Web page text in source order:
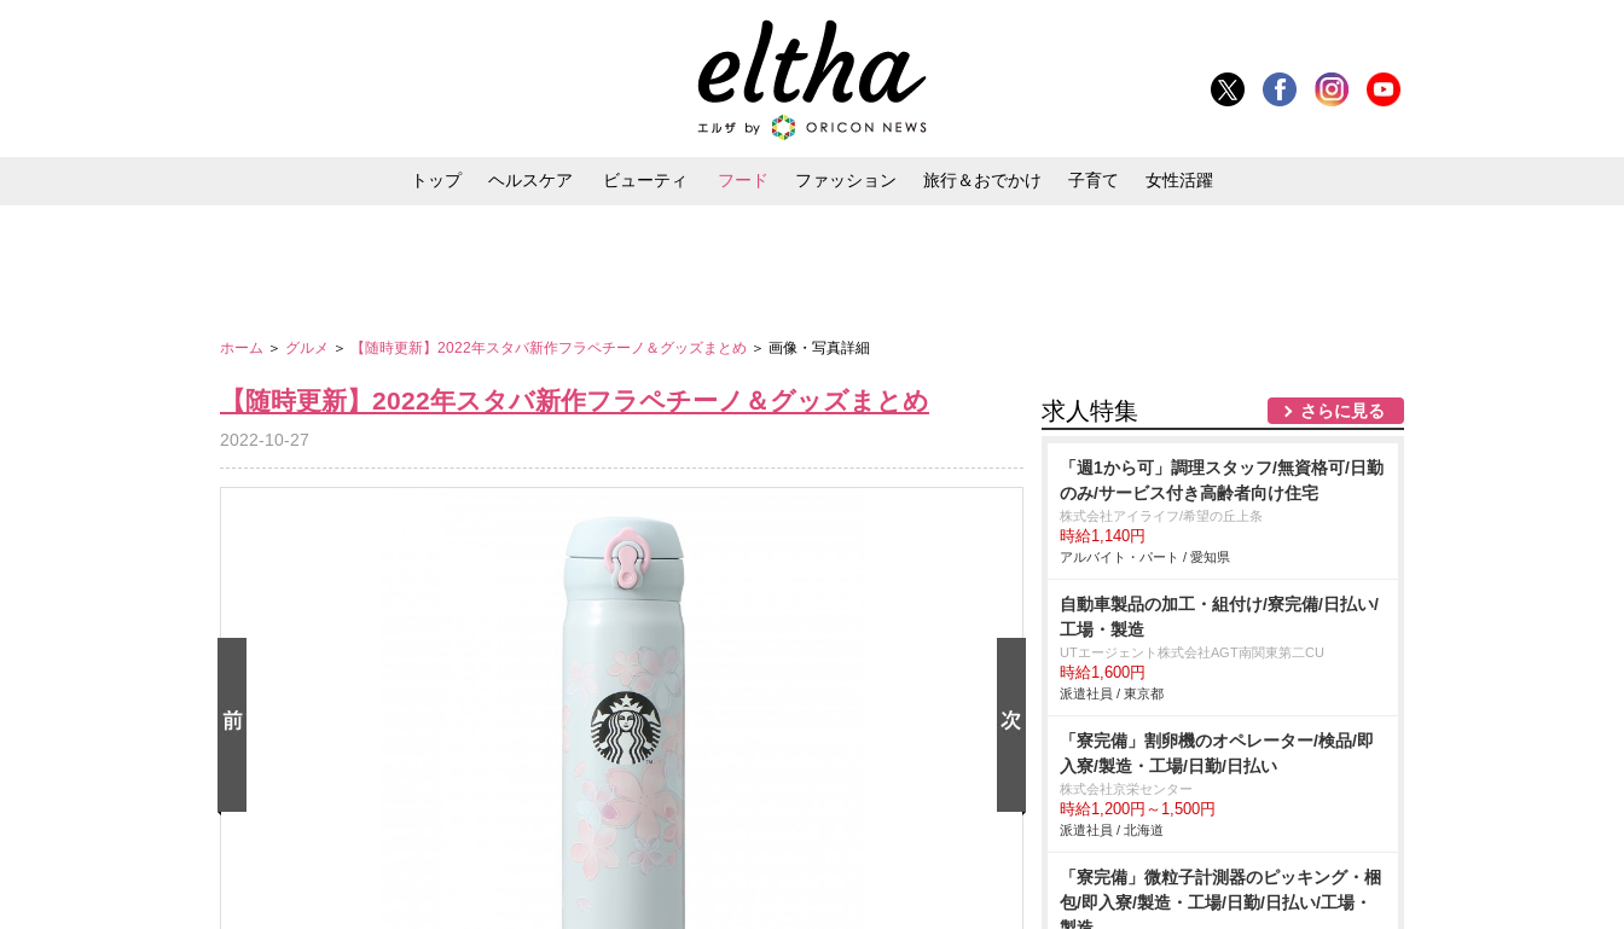
トップ ヘルスケア ビューティ フード ファッション 旅行＆おでかけ 子育て 女性活躍
ホーム ＞ グルメ ＞ 【随時更新】2022年スタバ新作フラペチーノ＆グッズまとめ ＞ 画像・写真詳細
【随時更新】2022年スタバ新作フラペチーノ＆グッズまとめ
2022-10-27
求人特集 さらに見る
「週1から可」調理スタッフ/無資格可/日勤
のみ/サービス付き高齢者向け住宅
株式会社アイライフ/希望の丘上条
時給1,140円
アルバイト・パート / 愛知県
自動車製品の加工・組付け/寮完備/日払い/
工場・製造
UTエージェント株式会社AGT南関東第二CU
時給1,600円
派遣社員 / 東京都
「寮完備」割卵機のオペレーター/検品/即
入寮/製造・工場/日勤/日払い
株式会社京栄センター
時給1,200円～1,500円
派遣社員 / 北海道
「寮完備」微粒子計測器のピッキング・梱
包/即入寮/製造・工場/日勤/日払い/工場・